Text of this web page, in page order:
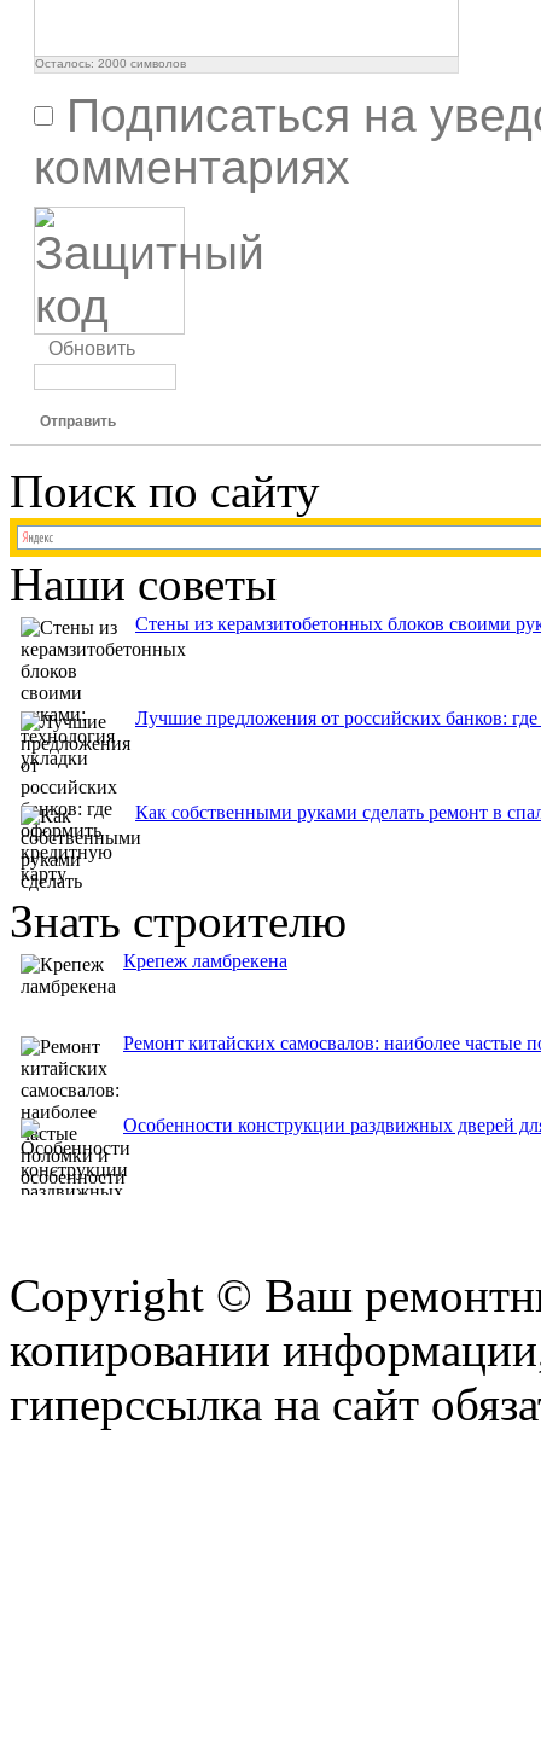
Осталось: 2000 символов
Подписаться на
комментариях
Обновить
Отправить
Поиск по сайту
Наши советы
Стены из керамзитобетонных блоков своими
Лучшие предложения от российских банков:
Как собственными руками сделать ремонт в
Знать строителю
Крепеж ламбрекена
Ремонт китайских самосвалов: наиболее частые
Особенности конструкции раздвижных дверей
Copyright © Ваш
копировании
гиперссылка на сайт